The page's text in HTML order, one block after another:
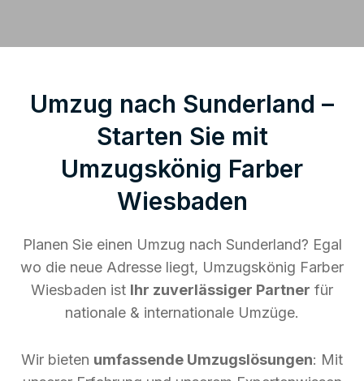
Umzug nach Sunderland –
Starten Sie mit
Umzugskönig Farber
Wiesbaden
Planen Sie einen Umzug nach Sunderland? Egal
wo die neue Adresse liegt, Umzugskönig Farber
Wiesbaden ist Ihr zuverlässiger Partner für
nationale & internationale Umzüge.
Wir bieten umfassende Umzugslösungen: Mit